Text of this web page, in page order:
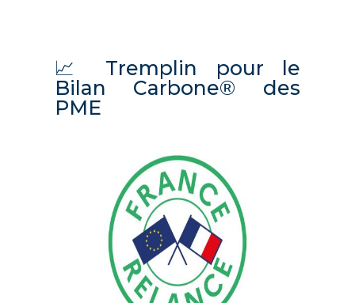
📈 Tremplin pour le
Bilan Carbone® des
PME